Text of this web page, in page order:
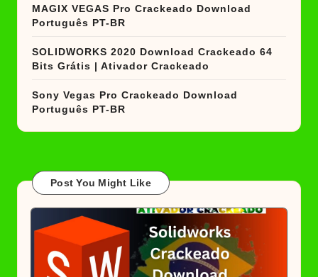
MAGIX VEGAS Pro Crackeado Download
Português PT-BR
SOLIDWORKS 2020 Download Crackeado 64
Bits Grátis | Ativador Crackeado
Sony Vegas Pro Crackeado Download
Português PT-BR
Post You Might Like